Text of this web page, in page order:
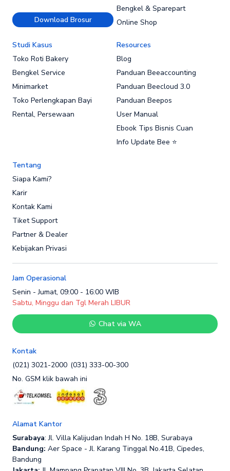
Download Brosur
Bengkel & Sparepart
Online Shop
Studi Kasus
Toko Roti Bakery
Bengkel Service
Minimarket
Toko Perlengkapan Bayi
Rental, Persewaan
Resources
Blog
Panduan Beeaccounting
Panduan Beecloud 3.0
Panduan Beepos
User Manual
Ebook Tips Bisnis Cuan
Info Update Bee ⭐
Tentang
Siapa Kami?
Karir
Kontak Kami
Tiket Support
Partner & Dealer
Kebijakan Privasi
Jam Operasional
Senin - Jumat, 09:00 - 16:00 WIB
Sabtu, Minggu dan Tgl Merah LIBUR
Chat via WA
Kontak
(021) 3021-2000 (031) 333-00-300
No. GSM klik bawah ini
Alamat Kantor
Surabaya: Jl. Villa Kalijudan Indah H No. 18B, Surabaya
Bandung: Aer Space - Jl. Karang Tinggal No.41B, Cipedes,
Bandung